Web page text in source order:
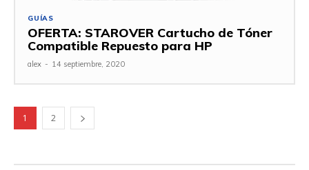
GUÍAS
OFERTA: STAROVER Cartucho de Tóner
Compatible Repuesto para HP
alex - 14 septiembre, 2020
1 2